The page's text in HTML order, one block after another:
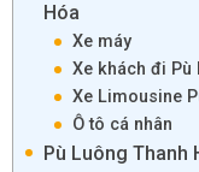
Hóa
Xe máy
Xe khách đi Pù
Xe Limousine
Ô tô cá nhân
Pù Luông Thanh